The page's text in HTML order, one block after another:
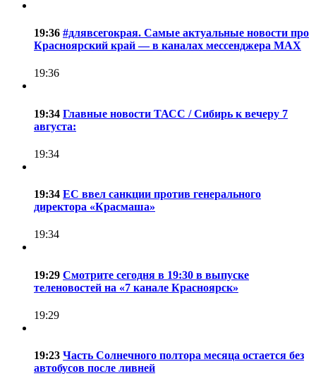
19:36 #длявсегокрая. Самые актуальные новости про
Красноярский край — в каналах мессенджера MAX
19:36
19:34 Главные новости ТАСС / Сибирь к вечеру 7
августа:
19:34
19:34 ЕС ввел санкции против генерального
директора «Красмаша»
19:34
19:29 Смотрите сегодня в 19:30 в выпуске
теленовостей на «7 канале Красноярск»
19:29
19:23 Часть Солнечного полтора месяца остается без
автобусов после ливней